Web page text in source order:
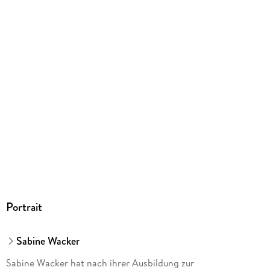
Portrait
Sabine Wacker
Sabine Wacker hat nach ihrer Ausbildung zur